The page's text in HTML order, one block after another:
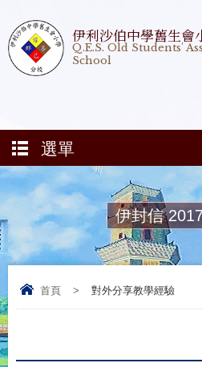
伊利沙伯中學舊生會
Q.E.S. Old Students'
School
選單
伊封信
首頁 > 對外分享教學經驗